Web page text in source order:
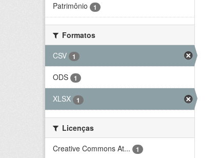
Patrimônio 1
Formatos
CSV
1
ODS 1
XLSX 1
Licenças
Creative Commons At...
1